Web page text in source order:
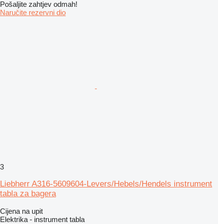
Pošaljite zahtjev odmah!
Naručite rezervni dio
3
Liebherr A316-5609604-Levers/Hebels/Hendels instrument
tabla za bagera
Cijena na upit
Elektrika - instrument tabla